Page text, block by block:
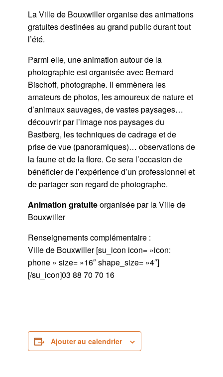
La Ville de Bouxwiller organise des animations
gratuites destinées au grand public durant tout
l’été.
Parmi elle, une animation autour de la
photographie est organisée avec Bernard
Bischoff, photographe. Il emmènera les
amateurs de photos, les amoureux de nature et
d’animaux sauvages, de vastes paysages…
découvrir par l’image nos paysages du
Bastberg, les techniques de cadrage et de
prise de vue (panoramiques)… observations de
la faune et de la flore. Ce sera l’occasion de
bénéficier de l’expérience d’un professionnel et
de partager son regard de photographe.
Animation gratuiteorganisée par la Ville de
Bouxwiller
Renseignements complémentaire :
Ville de Bouxwiller [su_icon icon= »icon:
phone » size= »16″ shape_size= »4″]
[/su_icon]03 88 70 70 16
Ajouter au calendrier